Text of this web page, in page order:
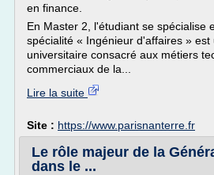
en finance.
En Master 2, l'étudiant se spécialise
spécialité « Ingénieur d'affaires » est
universitaire consacré aux métiers
commerciaux de la...
Lire la suite
Site : https://www.parisnanterre.fr
Le rôle majeur de la
dans le ...